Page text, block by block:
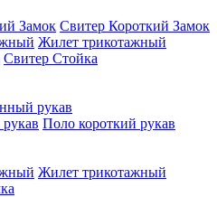
Свитер Короткий Замок
Жилет трикотажный
Свитер Стойка
рукав
Поло короткий рукав
Жилет трикотажный